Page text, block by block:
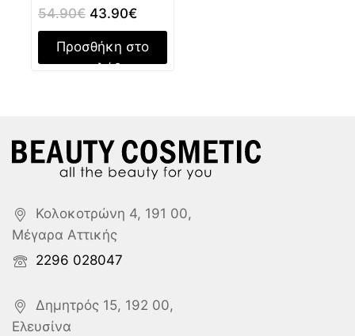
54.90€ 43.90€
Προσθήκη στο
καλάθι
Κολοκοτρώνη 4, 191 00,
Μέγαρα Αττικής
2296 028047
Δημητρός 15, 192 00,
Ελευσίνα